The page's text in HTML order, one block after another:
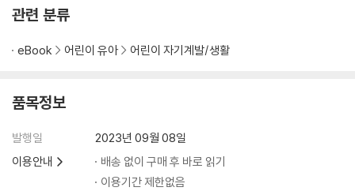
관련 분류
eBook 어린이 유아 어린이 자기계발/생활
품목정보
발행일
2023년 09월 08일
이용안내
배송 없이 구매 후 바로 읽기
이용기간 제한없음